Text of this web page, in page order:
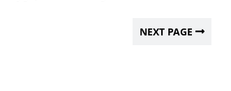
NEXT PAGE